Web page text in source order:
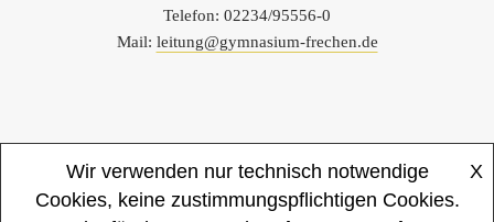
Telefon: 02234/95556-0
Mail: leitung@gymnasium-frechen.de
Startseite Impressum Datenschutzerklärung
Wir verwenden nur technisch notwendige
Cookies, keine zustimmungspflichtigen Cookies.
X